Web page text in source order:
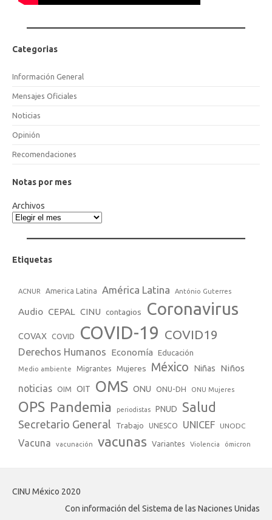
Categorias
Información General
Mensajes Oficiales
Noticias
Opinión
Recomendaciones
Notas por mes
Archivos
Etiquetas
ACNUR America Latina América Latina António Guterres
Audio CEPAL CINU contagios Coronavirus
COVAX COVID COVID-19 COVID19
Derechos Humanos Economía Educación
Medio ambiente Migrantes Mujeres México Niñas Niños
noticias OIM OIT OMS ONU ONU-DH ONU Mujeres
OPS Pandemia periodistas PNUD Salud
Secretario General Trabajo UNESCO UNICEF UNODC
Vacuna vacunación vacunas Variantes Violencia ómicron
CINU México 2020
Con información del Sistema de las Naciones Unidas